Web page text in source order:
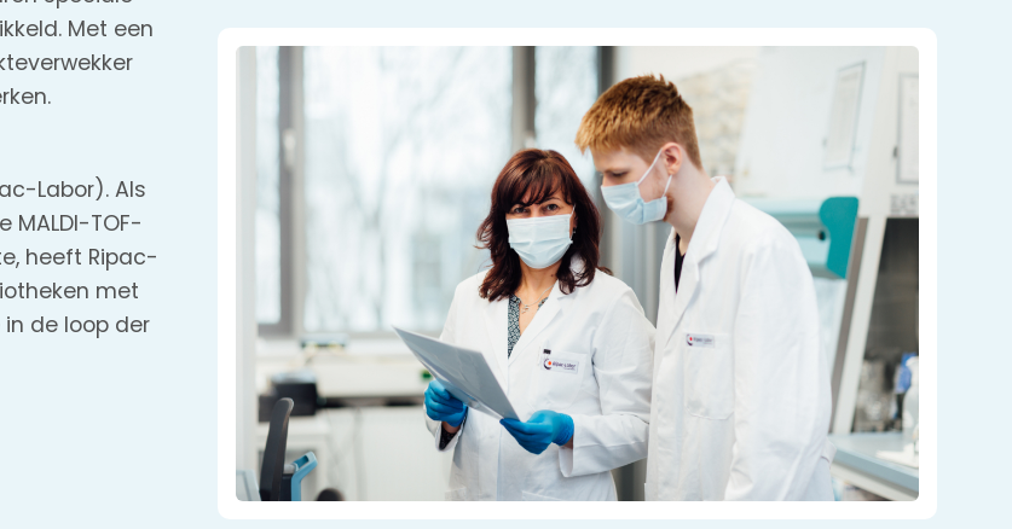
Met een
Labor). Als
TOF-
heeft Ripac-
met
de loop der